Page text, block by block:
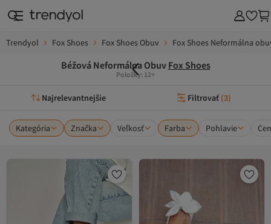
Trendyol Fox Shoes Fox Shoes Obuv Fox Shoes Neformálna
Béžová Neformálna Obuv Fox Shoes
Položky: 12+
Najrelevantnejšie Filtrovať (3)
Kategória Značka Veľkosť Farba Pohlavie